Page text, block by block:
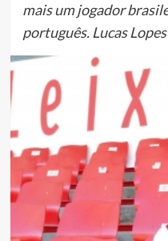
mais um jogador
português. Lucas